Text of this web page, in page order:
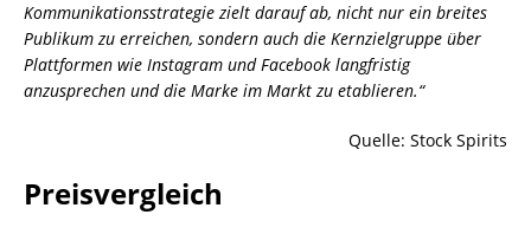
Kommunikationsstrategie zielt darauf ab, nicht nur ein breites
Publikum zu erreichen, sondern auch die Kernzielgruppe über
Plattformen wie Instagram und Facebook langfristig
anzusprechen und die Marke im Markt zu etablieren.“
Quelle: Stock Spirits
Preisvergleich